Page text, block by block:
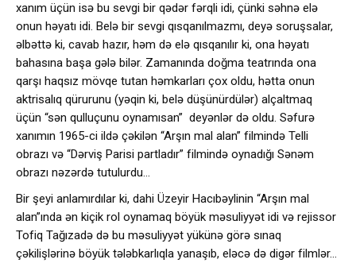
xanım üçün isə bu sevgi bir qədər fərqli idi, çünki səhnə elə
onun həyatı idi. Belə bir sevgi qısqanılmazmı, deyə soruşsalar,
əlbəttə ki, cavab hazır, həm də elə qısqanılır ki, ona həyatı
bahasına başa gələ bilər. Zamanında doğma teatrında ona
qarşı haqsız mövqe tutan həmkarları çox oldu, hətta onun
aktrisalıq qürurunu (yəqin ki, belə düşünürdülər) alçaltmaq
üçün “sən qulluçunu oynamısan” deyənlər də oldu. Səfurə
xanımın 1965-ci ildə çəkilən “Arşın mal alan” filmində Telli
obrazı və “Dərviş Parisi partladır” filmində oynadığı Sənəm
obrazı nəzərdə tutulurdu…
Bir şeyi anlamırdılar ki, dahi Üzeyir Hacıbəylinin “Arşın mal
alan”ında ən kiçik rol oynamaq böyük məsuliyyət idi və rejissor
Tofiq Tağızadə də bu məsuliyyət yükünə görə sınaq
çəkilişlərinə böyük tələbkarlıqla yanaşıb, eləcə də digər filmlər…